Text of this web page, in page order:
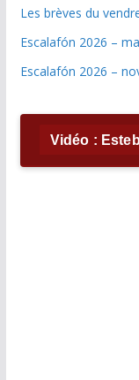
Les brèves du
Escalafón 2026 –
Escalafón 2026 –
Vidéo :